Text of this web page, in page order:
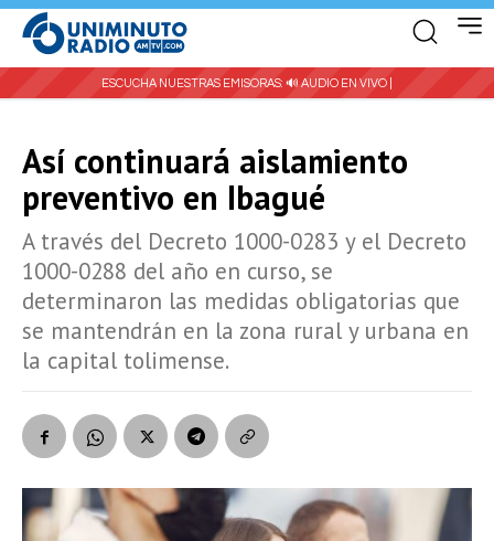
ESCUCHA NUESTRAS EMISORAS: 🔊 AUDIO EN VIVO |
Así continuará aislamiento
preventivo en Ibagué
A través del Decreto 1000-0283 y el Decreto
1000-0288 del año en curso, se
determinaron las medidas obligatorias que
se mantendrán en la zona rural y urbana en
la capital tolimense.